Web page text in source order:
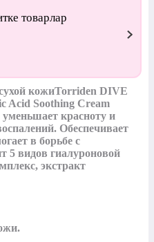
товарлар
кожиTorriden DIVE
Acid Soothing Cream
уменьшает красноту и
Обеспечивает
в борьбе с
5 видов гиалуроновой
экстракт